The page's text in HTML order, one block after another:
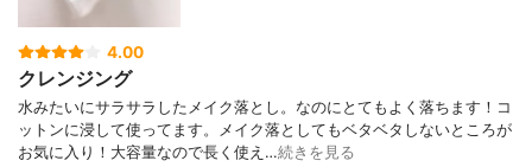
4.00
クレンジング
水みたいにサラサラしたメイク落とし。なのにとてもよく落ちます！コ
ットンに浸して使ってます。メイク落としてもベタベタしないところが
お気に入り！大容量なので長く使え…続きを見る